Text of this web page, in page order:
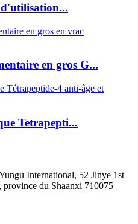
en gros G...
Tetrapepti...
International, 52 Jinye 1st
du Shaanxi 710075